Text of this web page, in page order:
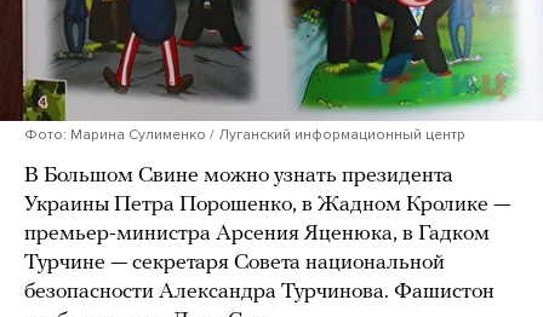
Фото: Марина Сулименко / Луганский информационный центр
В Большом Свине можно узнать президента
Украины Петра Порошенко, в Жадном Кролике —
премьер-министра Арсения Яценюка, в Гадком
Турчине — секретаря Совета национальной
безопасности Александра Турчинова. Фашистон